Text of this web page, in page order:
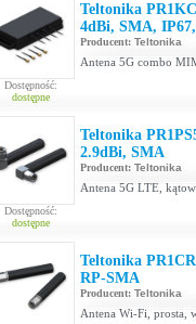
Dostępność:
dostępne
Teltonika
4dBi, SMA,
Producent: Teltonika
Antena 5G combo
Dostępność:
dostępne
Teltonika
2.9dBi, SMA
Producent: Teltonika
Antena 5G LTE,
Teltonika
RP-SMA
Producent: Teltonika
Antena Wi-Fi, prosta,